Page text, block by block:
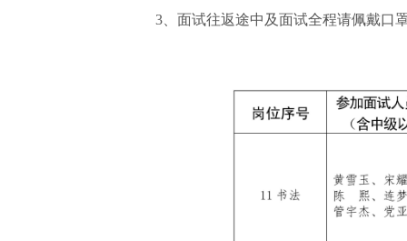
3、面试往返途中及面试全程请佩戴口